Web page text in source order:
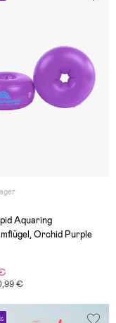
Aquaring
Orchid Purple
€